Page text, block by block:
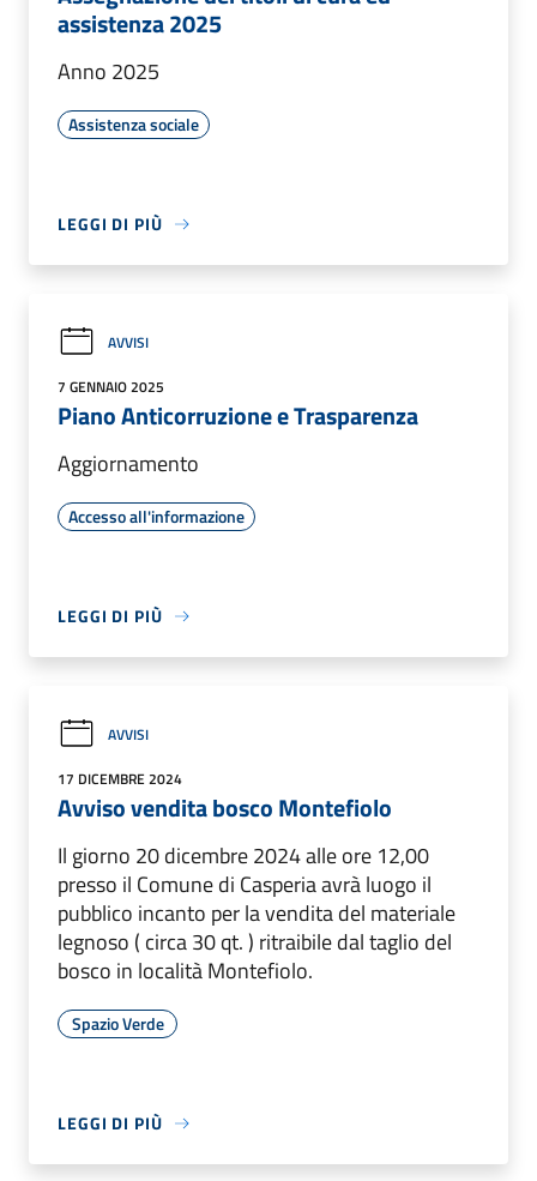
assistenza 2025
Anno 2025
Assistenza sociale
LEGGI DI PIÙ
AVVISI
7 GENNAIO 2025
Piano Anticorruzione e Trasparenza
Aggiornamento
Accesso all'informazione
LEGGI DI PIÙ
AVVISI
17 DICEMBRE 2024
Avviso vendita bosco Montefiolo
Il giorno 20 dicembre 2024 alle ore 12,00
presso il Comune di Casperia avrà luogo il
pubblico incanto per la vendita del materiale
legnoso ( circa 30 qt. ) ritraibile dal taglio del
bosco in località Montefiolo.
Spazio Verde
LEGGI DI PIÙ